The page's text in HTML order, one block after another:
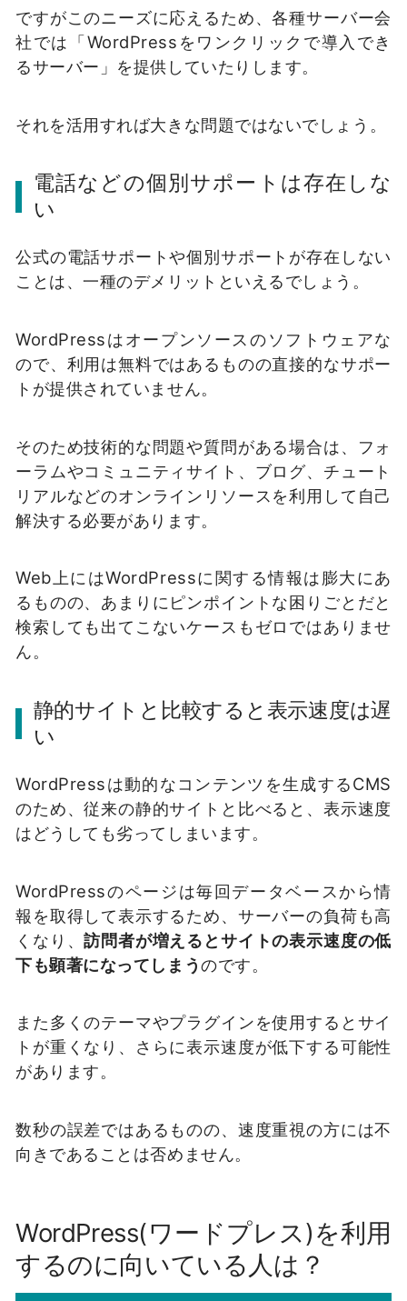
ですがこのニーズに応えるため、各種サーバー会
社では「WordPressをワンクリックで導入でき
るサーバー」を提供していたりします。
それを活用すれば大きな問題ではないでしょう。
電話などの個別サポートは存在しな
い
公式の電話サポートや個別サポートが存在しない
ことは、一種のデメリットといえるでしょう。
WordPressはオープンソースのソフトウェアな
ので、利用は無料ではあるものの直接的なサポー
トが提供されていません。
そのため技術的な問題や質問がある場合は、フォ
ーラムやコミュニティサイト、ブログ、チュート
リアルなどのオンラインリソースを利用して自己
解決する必要があります。
Web上にはWordPressに関する情報は膨大にあ
るものの、あまりにピンポイントな困りごとだと
検索しても出てこないケースもゼロではありませ
ん。
静的サイトと比較すると表示速度は遅
い
WordPressは動的なコンテンツを生成するCMS
のため、従来の静的サイトと比べると、表示速度
はどうしても劣ってしまいます。
WordPressのページは毎回データベースから情
報を取得して表示するため、サーバーの負荷も高
くなり、訪問者が増えるとサイトの表示速度の低
下も顕著になってしまうのです。
また多くのテーマやプラグインを使用するとサイ
トが重くなり、さらに表示速度が低下する可能性
があります。
数秒の誤差ではあるものの、速度重視の方には不
向きであることは否めません。
WordPress(ワードプレス)を利用
するのに向いている人は？